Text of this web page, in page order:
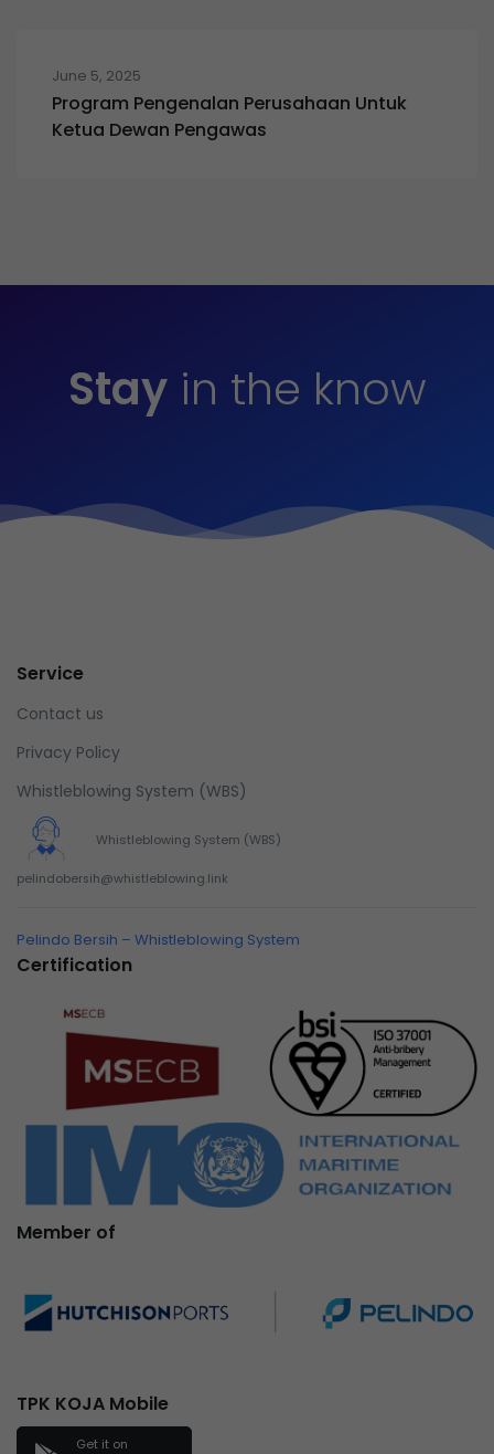
June 5, 2025
Program Pengenalan Perusahaan Untuk
Ketua Dewan Pengawas
Stayin the know
Service
Contact us
Privacy Policy
Whistleblowing System (WBS)
Whistleblowing System (WBS)
pelindobersih@whistleblowing.link
Pelindo Bersih – Whistleblowing System
Certification
Member of
TPK KOJA Mobile
Get it on